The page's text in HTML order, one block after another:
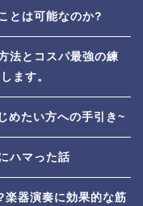
とは可能なのか?
法とコスパ最強の練
ます。
めたい方への手引き~
ハマった話
器演奏に効果的な筋